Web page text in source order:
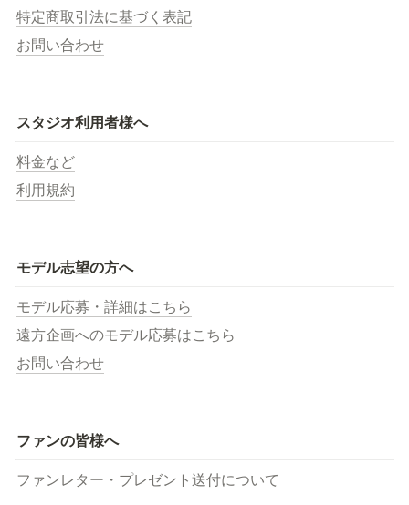
特定商取引法に基づく表記
お問い合わせ
スタジオ利用者様へ
料金など
利用規約
モデル志望の方へ
モデル応募・詳細はこちら
遠方企画へのモデル応募はこちら
お問い合わせ
ファンの皆様へ
ファンレター・プレゼント送付について